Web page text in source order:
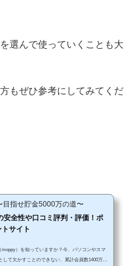
選んで使っていくことも大
もぜひ参考にしてみてくだ
目指せ貯金5000万の道〜
全性や口コミ評判・評価！ポ
サイト
）を知っていますか？今、パソコンやスマ
して欠かすことのできない、累計会員数1400万人